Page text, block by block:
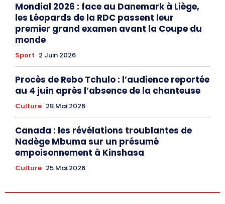
Mondial 2026 : face au Danemark à Liège,
les Léopards de la RDC passent leur
premier grand examen avant la Coupe du
monde
Sport 2 Juin 2026
Procès de Rebo Tchulo : l’audience reportée
au 4 juin après l’absence de la chanteuse
Culture 28 Mai 2026
Canada : les révélations troublantes de
Nadège Mbuma sur un présumé
empoisonnement à Kinshasa
Culture 25 Mai 2026